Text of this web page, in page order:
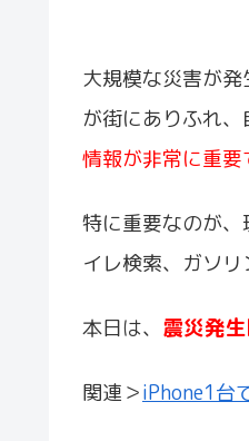
大規模な災害が
が街にありふれ
情報が非常に重
特に重要なのが
イレ検索、ガソ
本日は、 震災発
関連＞iPhone1台